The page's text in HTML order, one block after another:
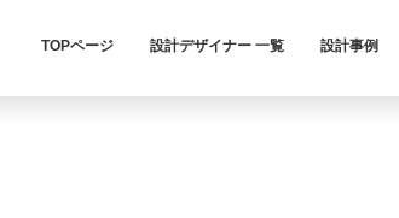
TOPページ 設計デザイナー 一覧 設計事例